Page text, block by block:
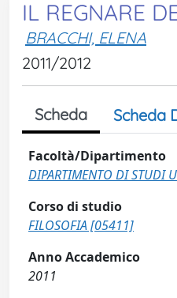
IL REGNARE
BRACCHI, ELENA
2011/2012
Scheda Scheda
Facoltà/Dipartimento
DIPARTIMENTO DI STUDI
Corso di studio
FILOSOFIA [05411]
Anno Accademico
2011